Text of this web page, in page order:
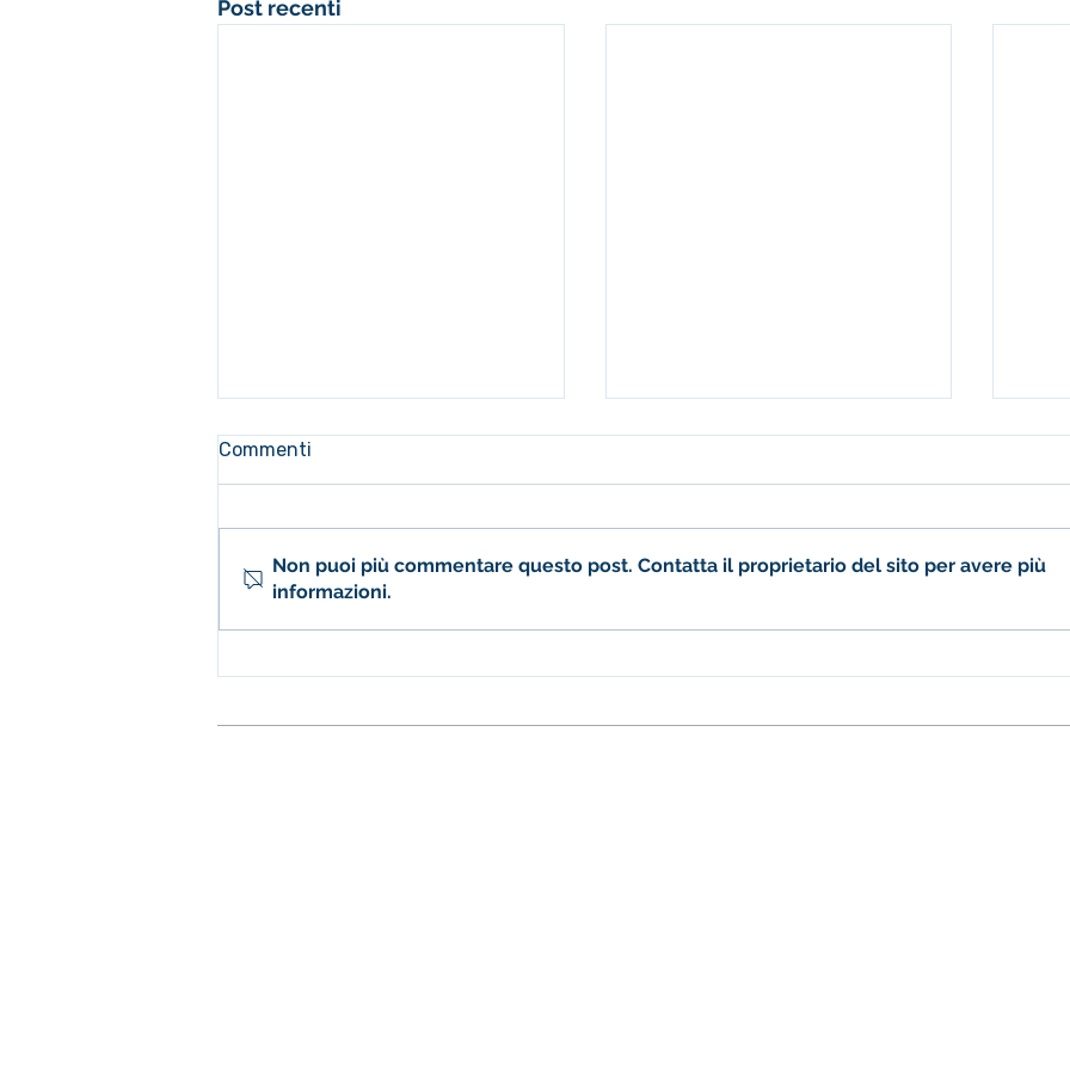
Post recenti
Open Day 2023 - un
Secondaria
Qui Ciascuno è un Pochino
Open Day
Commenti
Non puoi più commentare questo post. Contatta il proprietario del sito per avere più
informazioni.